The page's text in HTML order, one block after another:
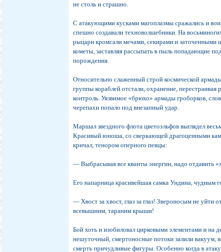
не столь и страшно.
С атакующими кусками магоплазмы сражались и
спешно создавали техноволшебники. На
рыцари кромсали мечами, секирами и заточенными
кометы, заставляя рассыпать в пыль попадающие
порождения.
Относительно слаженный строй космической
группы кораблей отстали, охранение, перестраивая
контроль. Уязвимое «брюхо» армады гроборков,
черепахи попало под внезапный удар.
Маршал звездного флота цветоэльфов выглядел
Красивый юноша, со сверкающей драгоценными
кричал, тенором оперного певцы:
— Выбрасывая все кванты энергии, надо отдавить
Его напарница красивейшая самка Ундина, чудным
— Хвост за хвост, глаз за глаз! Звероносым не уйти
всевышним, тараним крыши!
Бой хоть и изобиловал цирковыми элементами и на
нешуточный, смертоносные потоки залили вакуум,
смерть причудливые фигуры. Особенно когда в